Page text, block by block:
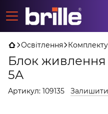
Освітлення
Блок живлення
5A
Артикул: 109135 Залишити